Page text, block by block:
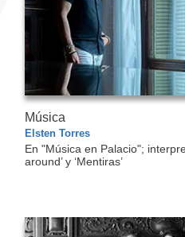
Música
Elsten Torres
En "Música en Palacio";
around’ y ‘Mentiras’